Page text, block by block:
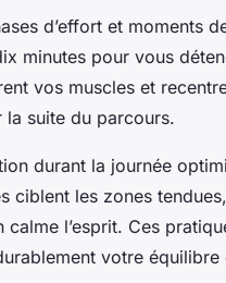
d’effort et moments
minutes pour vous
vos muscles et
la suite du parcours.
durant la journée
ciblent les zones
l’esprit. Ces
votre équilibre